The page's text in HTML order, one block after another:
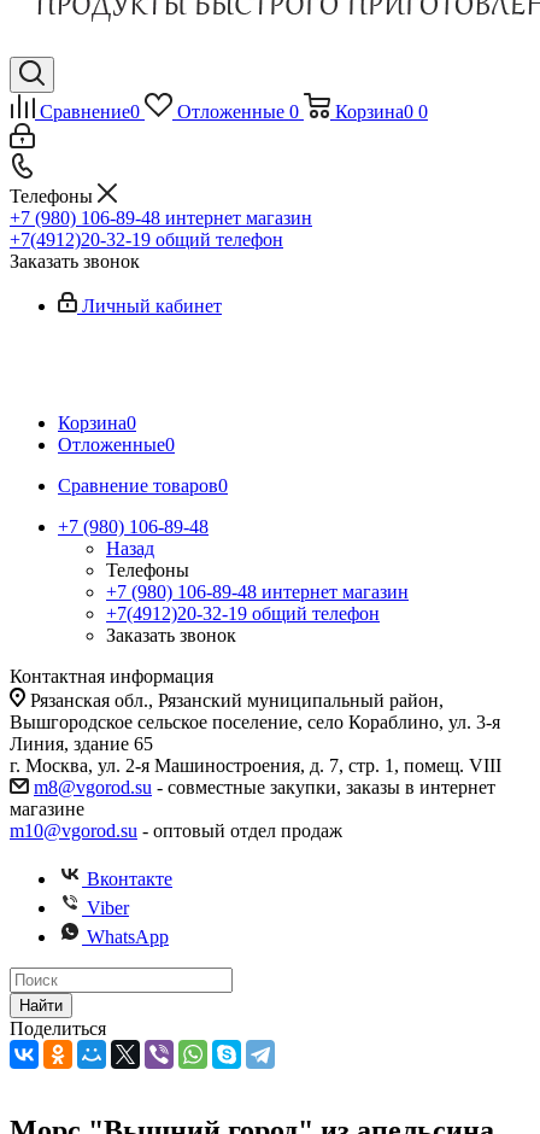
Сравнение0 Отложенные 0 Корзина0 0
Телефоны
+7 (980) 106-89-48 интернет магазин
+7(4912)20-32-19 общий телефон
Заказать звонок
Личный кабинет
Корзина0
Отложенные0
Сравнение товаров0
+7 (980) 106-89-48
Назад
Телефоны
+7 (980) 106-89-48 интернет магазин
+7(4912)20-32-19 общий телефон
Заказать звонок
Контактная информация
Рязанская обл., Рязанский муниципальный район,
Вышгородское сельское поселение, село Кораблино, ул. 3-я
Линия, здание 65
г. Москва, ул. 2-я Машиностроения, д. 7, стр. 1, помещ. VIII
m8@vgorod.su - совместные закупки, заказы в интернет
магазине
m10@vgorod.su - оптовый отдел продаж
Вконтакте
Viber
WhatsApp
Найти
Поделиться